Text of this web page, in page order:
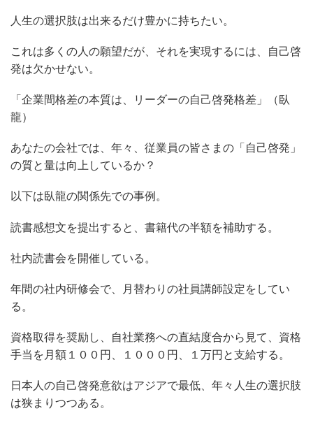
人生の選択肢は出来るだけ豊かに持ちたい。
これは多くの人の願望だが、それを実現するには、自己啓
発は欠かせない。
「企業間格差の本質は、リーダーの自己啓発格差」（臥
龍）
あなたの会社では、年々、従業員の皆さまの「自己啓発」
の質と量は向上しているか？
以下は臥龍の関係先での事例。
読書感想文を提出すると、書籍代の半額を補助する。
社内読書会を開催している。
年間の社内研修会で、月替わりの社員講師設定をしてい
る。
資格取得を奨励し、自社業務への直結度合から見て、資格
手当を月額１００円、１０００円、１万円と支給する。
日本人の自己啓発意欲はアジアで最低、年々人生の選択肢
は狭まりつつある。